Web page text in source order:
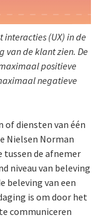
interacties (UX) in de
van de klant zien. De
positieve
negatieve
of diensten van één
Nielsen Norman
tussen de afnemer
niveau van beleving
beleving van een
is om door het
communiceren